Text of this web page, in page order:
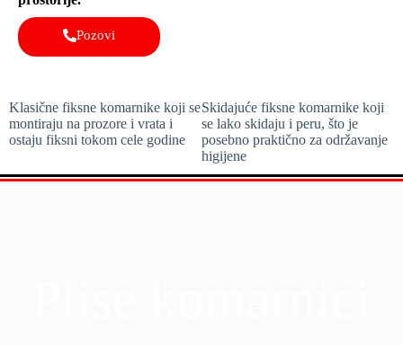
Pozovi
Klasične fiksne komarnike koji se
montiraju na prozore i vrata i
ostaju fiksni tokom cele godine
Skidajuće fiksne komarnike koji
se lako skidaju i peru, što je
posebno praktično za održavanje
higijene